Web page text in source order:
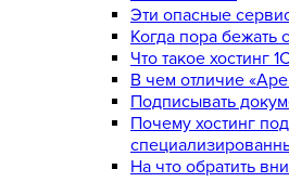
Эти опасные
Когда пора бежать
Что такое хостинг 1С
В чем отличие
Подписывать
Почему хостинг
На что обратить